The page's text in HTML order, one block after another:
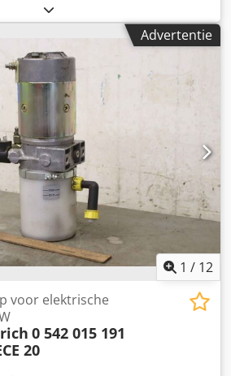
gebruikt, normale
functioneel, leveringsomvang
Vraag apart naar de verpakkings-
OP: De kosten voor verpakking en
te worden aangevraagd! Dwsdpfx
Advertentie
1 / 12
voor elektrische
0 542 015 191
20